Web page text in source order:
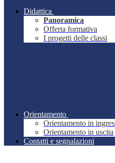
Didattica
Panoramica
Offerta formativa
I progetti delle classi
Orientamento
Orientamento in
Orientamento in uscita
Contatti e segnalazioni